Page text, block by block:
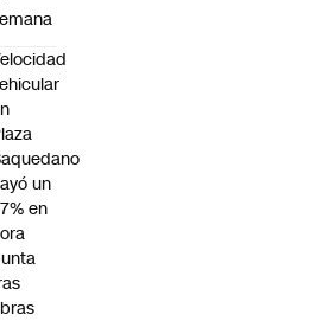
un
en